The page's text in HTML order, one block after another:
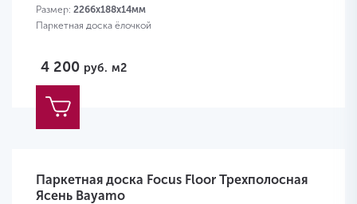
Размер: 2266х188х14мм
Паркетная доска ёлочкой
4 200 руб. м2
Паркетная доска Focus Floor Трехполосная
Ясень Bayamo